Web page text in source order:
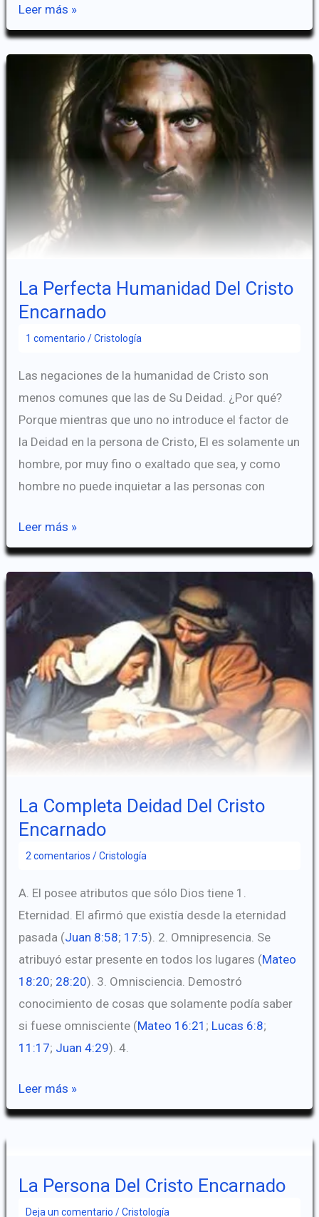
La
Unión
Hipostática
Leer más »
La Perfecta Humanidad Del Cristo
Encarnado
1 comentario /Cristología
Las negaciones de la humanidad de Cristo son
menos comunes que las de Su Deidad. ¿Por qué?
Porque mientras que uno no introduce el factor de
la Deidad en la persona de Cristo, El es solamente un
hombre, por muy fino o exaltado que sea, y como
hombre no puede inquietar a las personas con
La
Perfecta
Humanidad
Cristo
Encarnado
Leer más »
La Completa Deidad Del Cristo
Encarnado
2 comentarios /Cristología
A. El posee atributos que sólo Dios tiene 1.
Eternidad. El afirmó que existía desde la eternidad
pasada (Juan 8:58; 17:5). 2. Omnipresencia. Se
atribuyó estar presente en todos los lugares (Mateo
18:20; 28:20). 3. Omnisciencia. Demostró
conocimiento de cosas que solamente podía saber
si fuese omnisciente (Mateo 16:21 ; Lucas 6:8;
11:17; Juan 4:29). 4.
La
Completa
Cristo
Leer más »
La Persona Del Cristo Encarnado
Deja un comentario /Cristología